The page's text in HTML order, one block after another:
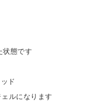
態です
ド
ルになります